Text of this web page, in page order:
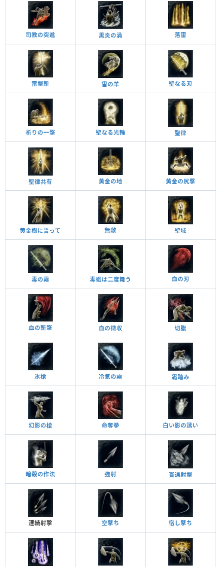
司教の突進 黒炎の渦 落雷
雷擊斬 雷の羊 聖なる刃
祈りの一撃 聖なる光輪 聖律
聖律共有 黄金の地 黄金の尻撃
黄金樹に誓って 無敵 聖域
毒の霧 毒蛾は二度舞う 血の刃
血の斬撃 血の徴収 切腹
氷槍 冷気の霧 霜踏み
幻影の槍 命奪拳 白い影の誘い
暗殺の作法 強射 貫通射擊
連続射擊 空撃ち 宿し撃ち